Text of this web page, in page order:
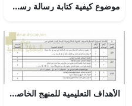
موضوع كيفية كتابة رسالة رسمية (إنج 301) (لغة انجليزية) الثالث الثانوي
الأهداف التعليمية للمنهج الخاصة بالاختبارات القصيرة الأول والثاني والثالث (رياضيات بحتة) الحادي عشر